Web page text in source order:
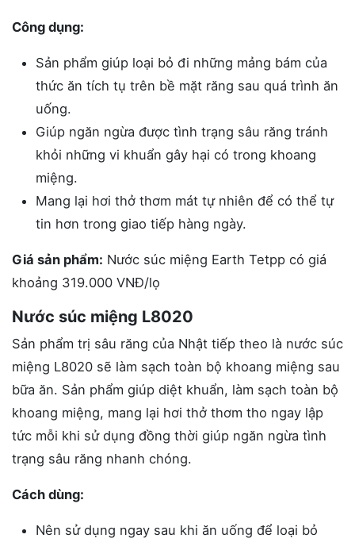
Công dụng:
Sản phẩm giúp loại bỏ đi những mảng bám của
thức ăn tích tụ trên bề mặt răng sau quá trình ăn
uống.
Giúp ngăn ngừa được tình trạng sâu răng tránh
khỏi những vi khuẩn gây hại có trong khoang
miệng.
Mang lại hơi thở thơm mát tự nhiên để có thể tự
tin hơn trong giao tiếp hàng ngày.
Giá sản phẩm: Nước súc miệng Earth Tetpp có giá
khoảng 319.000 VNĐ/lọ
Nước súc miệng L8020
Sản phẩm trị sâu răng của Nhật tiếp theo là nước súc
miệng L8020 sẽ làm sạch toàn bộ khoang miệng sau
bữa ăn. Sản phẩm giúp diệt khuẩn, làm sạch toàn bộ
khoang miệng, mang lại hơi thở thơm tho ngay lập
tức mỗi khi sử dụng đồng thời giúp ngăn ngừa tình
trạng sâu răng nhanh chóng.
Cách dùng:
Nên sử dụng ngay sau khi ăn uống để loại bỏ